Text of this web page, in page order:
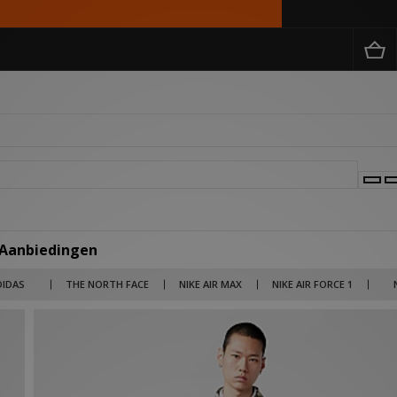
THE NORTH FACE NIKE AIR MAX NIKE AIR FORCE 1
als Billionaire Boys Club, Salomon en Jordan tot lifestyle brands als
en items nu in de uitverkoop met kortingen die kunnen oplopen tot wel 50%